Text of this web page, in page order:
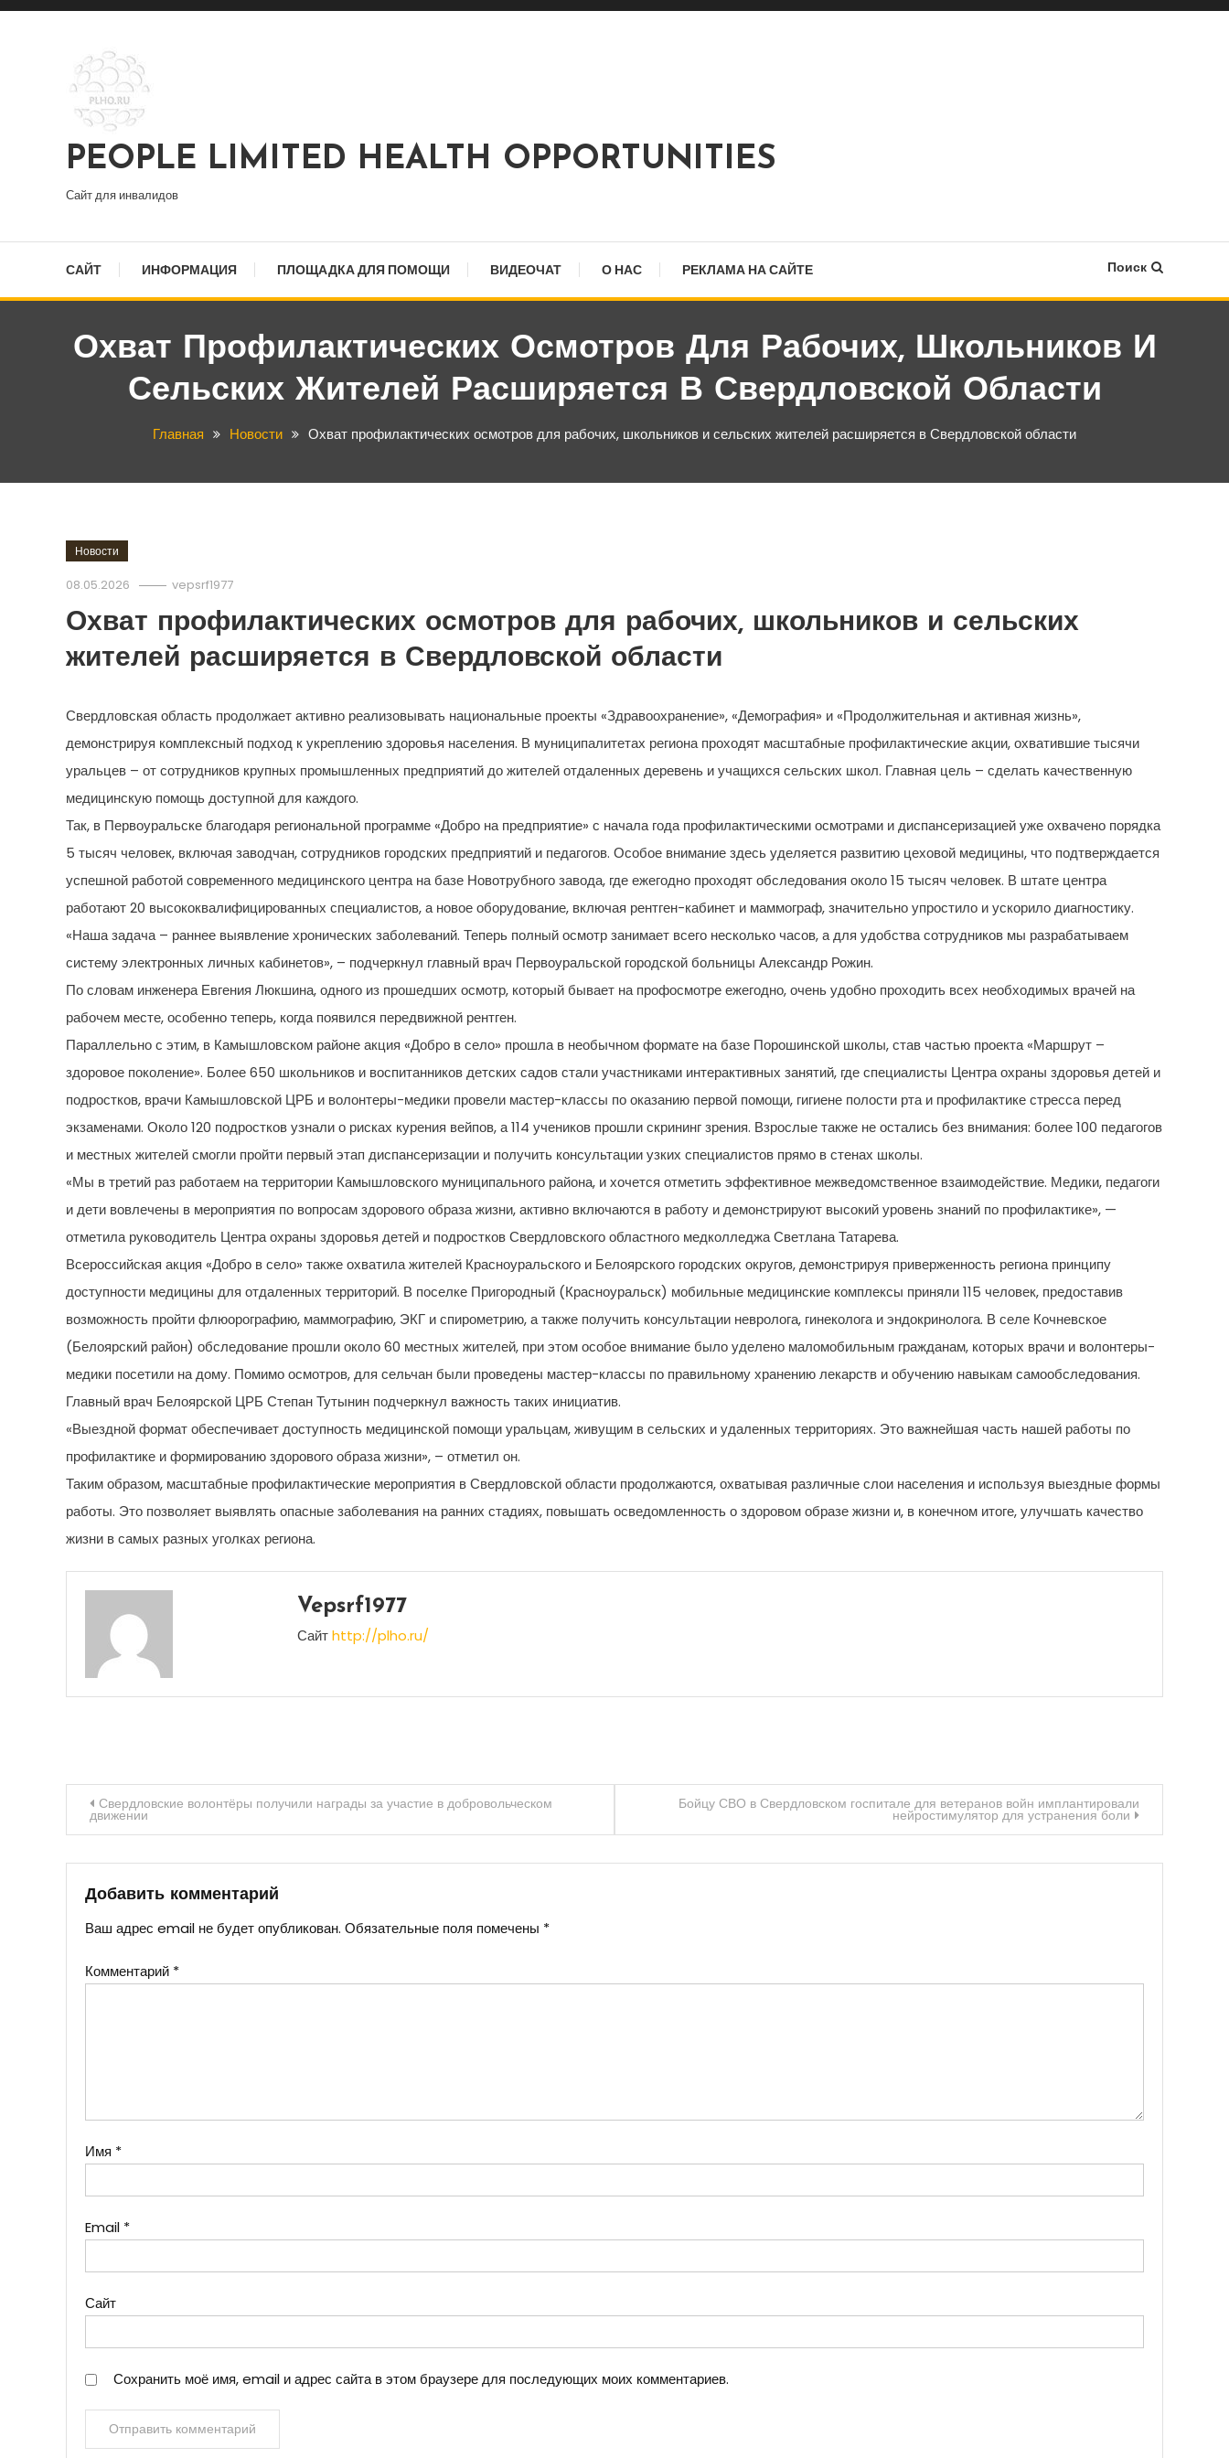
Перейти
содержимому
PEOPLE LIMITED HEALTH OPPORTUNITIES
Сайт для инвалидов
САЙТ ИНФОРМАЦИЯ ПЛОЩАДКА ДЛЯ ПОМОЩИ ВИДЕОЧАТ О НАС РЕКЛАМА НА САЙТЕ Поиск
Охват Профилактических Осмотров Для Рабочих, Школьников И
Сельских Жителей Расширяется В Свердловской Области
Главная Новости Охват профилактических осмотров для рабочих, школьников и сельских жителей расширяется в Свердловской области
Новости
08.05.2026 vepsrf1977
Охват профилактических осмотров для рабочих, школьников и сельских
жителей расширяется в Свердловской области
Свердловская область продолжает активно реализовывать национальные проекты «Здравоохранение», «Демография» и «Продолжительная и активная жизнь»,
демонстрируя комплексный подход к укреплению здоровья населения. В муниципалитетах региона проходят масштабные профилактические акции, охватившие тысячи
уральцев – от сотрудников крупных промышленных предприятий до жителей отдаленных деревень и учащихся сельских школ. Главная цель – сделать качественную
медицинскую помощь доступной для каждого.
Так, в Первоуральске благодаря региональной программе «Добро на предприятие» с начала года профилактическими осмотрами и диспансеризацией уже охвачено порядка
5 тысяч человек, включая заводчан, сотрудников городских предприятий и педагогов. Особое внимание здесь уделяется развитию цеховой медицины, что подтверждается
успешной работой современного медицинского центра на базе Новотрубного завода, где ежегодно проходят обследования около 15 тысяч человек. В штате центра
работают 20 высококвалифицированных специалистов, а новое оборудование, включая рентген-кабинет и маммограф, значительно упростило и ускорило диагностику.
«Наша задача – раннее выявление хронических заболеваний. Теперь полный осмотр занимает всего несколько часов, а для удобства сотрудников мы разрабатываем
систему электронных личных кабинетов», – подчеркнул главный врач Первоуральской городской больницы Александр Рожин.
По словам инженера Евгения Люкшина, одного из прошедших осмотр, который бывает на профосмотре ежегодно, очень удобно проходить всех необходимых врачей на
рабочем месте, особенно теперь, когда появился передвижной рентген.
Параллельно с этим, в Камышловском районе акция «Добро в село» прошла в необычном формате на базе Порошинской школы, став частью проекта «Маршрут –
здоровое поколение». Более 650 школьников и воспитанников детских садов стали участниками интерактивных занятий, где специалисты Центра охраны здоровья детей и
подростков, врачи Камышловской ЦРБ и волонтеры-медики провели мастер-классы по оказанию первой помощи, гигиене полости рта и профилактике стресса перед
экзаменами. Около 120 подростков узнали о рисках курения вейпов, а 114 учеников прошли скрининг зрения. Взрослые также не остались без внимания: более 100 педагогов
и местных жителей смогли пройти первый этап диспансеризации и получить консультации узких специалистов прямо в стенах школы.
«Мы в третий раз работаем на территории Камышловского муниципального района, и хочется отметить эффективное межведомственное взаимодействие. Медики, педагоги
и дети вовлечены в мероприятия по вопросам здорового образа жизни, активно включаются в работу и демонстрируют высокий уровень знаний по профилактике», —
отметила руководитель Центра охраны здоровья детей и подростков Свердловского областного медколледжа Светлана Татарева.
Всероссийская акция «Добро в село» также охватила жителей Красноуральского и Белоярского городских округов, демонстрируя приверженность региона принципу
доступности медицины для отдаленных территорий. В поселке Пригородный (Красноуральск) мобильные медицинские комплексы приняли 115 человек, предоставив
возможность пройти флюорографию, маммографию, ЭКГ и спирометрию, а также получить консультации невролога, гинеколога и эндокринолога. В селе Кочневское
(Белоярский район) обследование прошли около 60 местных жителей, при этом особое внимание было уделено маломобильным гражданам, которых врачи и волонтеры-
медики посетили на дому. Помимо осмотров, для сельчан были проведены мастер-классы по правильному хранению лекарств и обучению навыкам самообследования.
Главный врач Белоярской ЦРБ Степан Тутынин подчеркнул важность таких инициатив.
«Выездной формат обеспечивает доступность медицинской помощи уральцам, живущим в сельских и удаленных территориях. Это важнейшая часть нашей работы по
профилактике и формированию здорового образа жизни», – отметил он.
Таким образом, масштабные профилактические мероприятия в Свердловской области продолжаются, охватывая различные слои населения и используя выездные формы
работы. Это позволяет выявлять опасные заболевания на ранних стадиях, повышать осведомленность о здоровом образе жизни и, в конечном итоге, улучшать качество
жизни в самых разных уголках региона.
Vepsrf1977
Сайт http://plho.ru/
Навигация
по
записям
Свердловские волонтёры получили награды за участие в добровольческом
движении
Бойцу СВО в Свердловском госпитале для ветеранов войн имплантировали
нейростимулятор для устранения боли
Добавить комментарий
Ваш адрес email не будет опубликован. Обязательные поля помечены *
Комментарий *
Имя *
Email *
Сайт
Сохранить моё имя, email и адрес сайта в этом браузере для последующих моих комментариев.